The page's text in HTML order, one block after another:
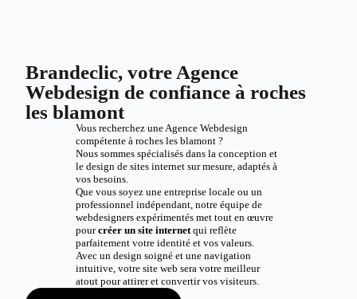
Brandeclic, votre Agence
Webdesign de confiance à roches
les blamont
Vous recherchez une Agence Webdesign
compétente à roches les blamont ?
Nous sommes spécialisés dans la conception et
le design de sites internet sur mesure, adaptés à
vos besoins.
Que vous soyez une entreprise locale ou un
professionnel indépendant, notre équipe de
webdesigners expérimentés met tout en œuvre
pourcréer un site internetqui reflète
parfaitement votre identité et vos valeurs.
Avec un design soigné et une navigation
intuitive, votre site web sera votre meilleur
atout pour attirer et convertir vos visiteurs.